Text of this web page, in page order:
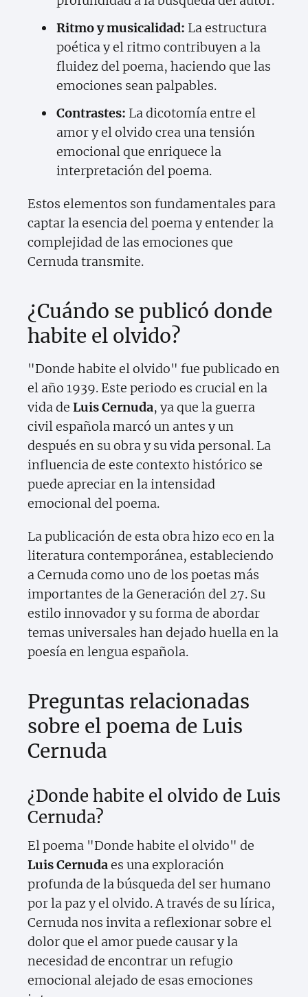
Ritmo y musicalidad: La estructura
poética y el ritmo contribuyen a la
fluidez del poema, haciendo que las
emociones sean palpables.
Contrastes: La dicotomía entre el
amor y el olvido crea una tensión
emocional que enriquece la
interpretación del poema.
Estos elementos son fundamentales para
captar la esencia del poema y entender la
complejidad de las emociones que
Cernuda transmite.
¿Cuándo se publicó donde
habite el olvido?
"Donde habite el olvido" fue publicado en
el año 1939. Este periodo es crucial en la
vida de Luis Cernuda, ya que la guerra
civil española marcó un antes y un
después en su obra y su vida personal. La
influencia de este contexto histórico se
puede apreciar en la intensidad
emocional del poema.
La publicación de esta obra hizo eco en la
literatura contemporánea, estableciendo
a Cernuda como uno de los poetas más
importantes de la Generación del 27. Su
estilo innovador y su forma de abordar
temas universales han dejado huella en la
poesía en lengua española.
Preguntas relacionadas
sobre el poema de Luis
Cernuda
¿Donde habite el olvido de Luis
Cernuda?
El poema "Donde habite el olvido" de
Luis Cernudaes una exploración
profunda de la búsqueda del ser humano
por la paz y el olvido. A través de su lírica,
Cernuda nos invita a reflexionar sobre el
dolor que el amor puede causar y la
necesidad de encontrar un refugio
emocional alejado de esas emociones